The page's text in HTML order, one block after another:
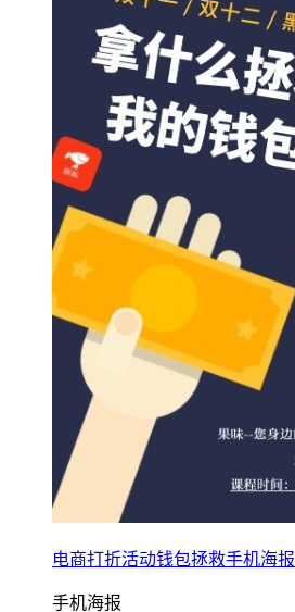
电商打折活动钱包拯救手机海报
手机海报